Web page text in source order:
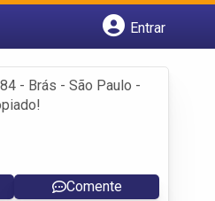
Entrar
- Brás - São Paulo -
Comente